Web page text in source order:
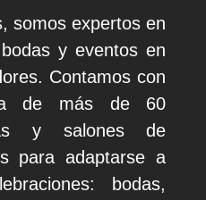
somos expertos en
y eventos en
Contamos con
de más de 60
y salones de
para adaptarse a
bodas,